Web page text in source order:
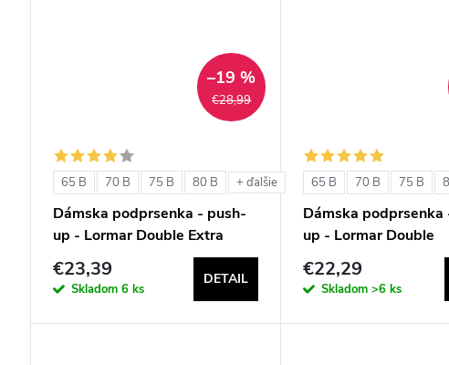
€28,99
–19 %
65 B 70 B 75 B 80 B + ďalšie
Dámska podprsenka - push-
up - Lormar Double Extra
€23,39
Skladom 6 ks
DETAIL
65 B 70 B 75 B
Dámska podprsenka
up - Lormar Double
€22,29
Skladom>6 ks